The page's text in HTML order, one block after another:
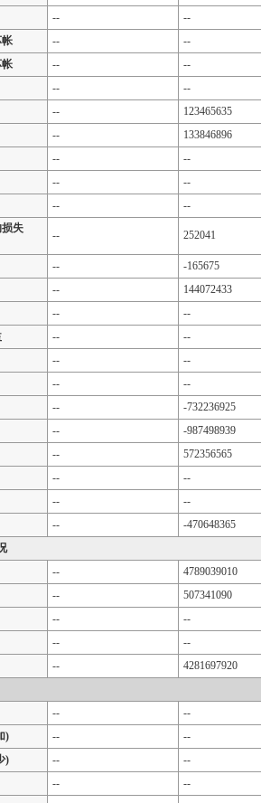
-- --
-- --
-- --
-- --
-- 123465635
-- 133846896
-- --
-- --
-- --
失
-- 252041
-- -165675
-- 144072433
-- --
-- --
-- --
-- --
-- -732236925
-- -987498939
-- 572356565
-- --
-- --
-- -470648365
-- 4789039010
-- 507341090
-- --
-- --
-- 4281697920
-- --
)
-- --
)
-- --
-- --